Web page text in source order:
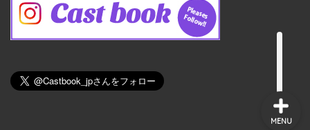
MENU
実施の流れ